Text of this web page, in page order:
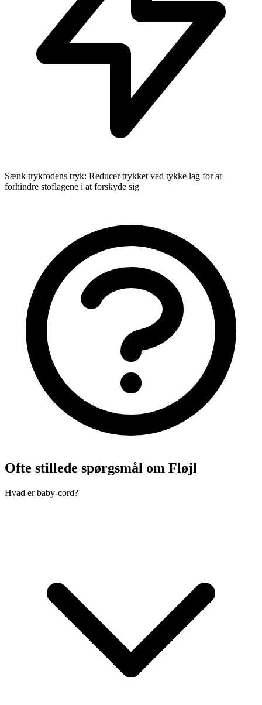
Sænk trykfodens tryk: Reducer trykket ved tykke lag for at
forhindre stoflagene i at forskyde sig
Ofte stillede spørgsmål om Fløjl
Hvad er baby-cord?